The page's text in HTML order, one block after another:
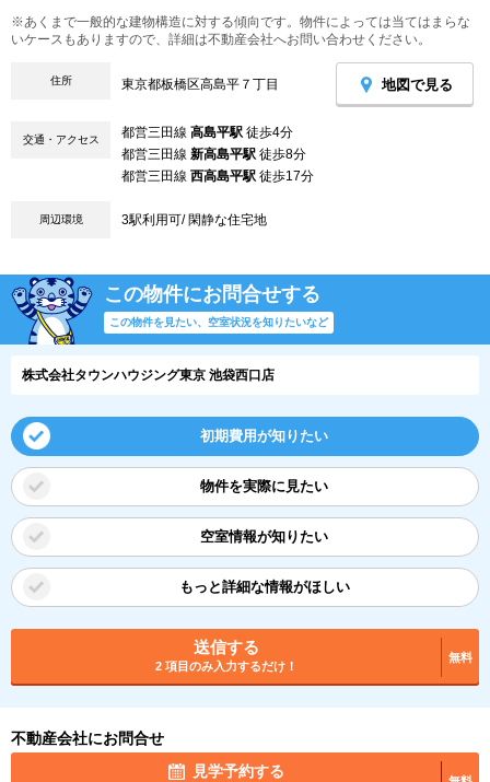
※あくまで一般的な建物構造に対する傾向です。物件によっては当てはまらな
いケースもありますので、詳細は不動産会社へお問い合わせください。
住所 東京都板橋区高島平７丁目 地図で見る
交通・アクセス 都営三田線 高島平駅 徒歩4分
都営三田線 新高島平駅 徒歩8分
都営三田線 西高島平駅 徒歩17分
周辺環境 3駅利用可/ 閑静な住宅地
この物件にお問合せする
この物件を見たい、空室状況を知りたいなど
株式会社タウンハウジング東京 池袋西口店
初期費用が知りたい
物件を実際に見たい
空室情報が知りたい
もっと詳細な情報がほしい
送信する
2 項目のみ入力するだけ！
無料
不動産会社にお問合せ
見学予約する